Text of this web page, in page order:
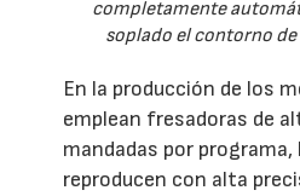
completamente
soplado el contorno
En la producción de los
emplean fresadoras de
mandadas por programa,
reproducen con alta